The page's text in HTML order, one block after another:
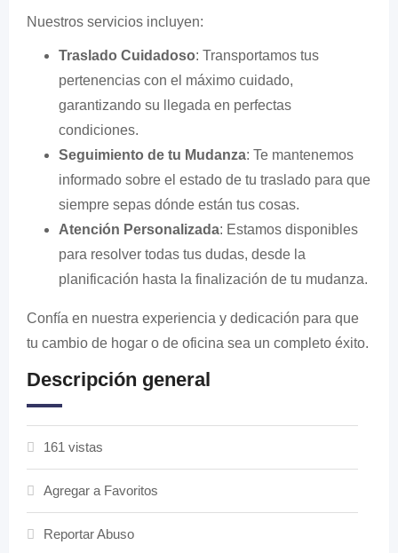
Nuestros servicios incluyen:
Traslado Cuidadoso: Transportamos tus
pertenencias con el máximo cuidado,
garantizando su llegada en perfectas
condiciones.
Seguimiento de tu Mudanza: Te mantenemos
informado sobre el estado de tu traslado para que
siempre sepas dónde están tus cosas.
Atención Personalizada: Estamos disponibles
para resolver todas tus dudas, desde la
planificación hasta la finalización de tu mudanza.
Confía en nuestra experiencia y dedicación para que
tu cambio de hogar o de oficina sea un completo éxito.
Descripción general
161 vistas
Agregar a Favoritos
Reportar Abuso